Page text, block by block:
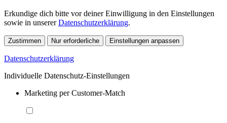
Erkundige dich bitte vor deiner Einwilligung in den Einstellungen
sowie in unsererDatenschutzerklärung.
Zustimmen Nur erforderliche Einstellungen anpassen
Datenschutzerklärung
Individuelle Datenschutz-Einstellungen
Marketing per Customer-Match